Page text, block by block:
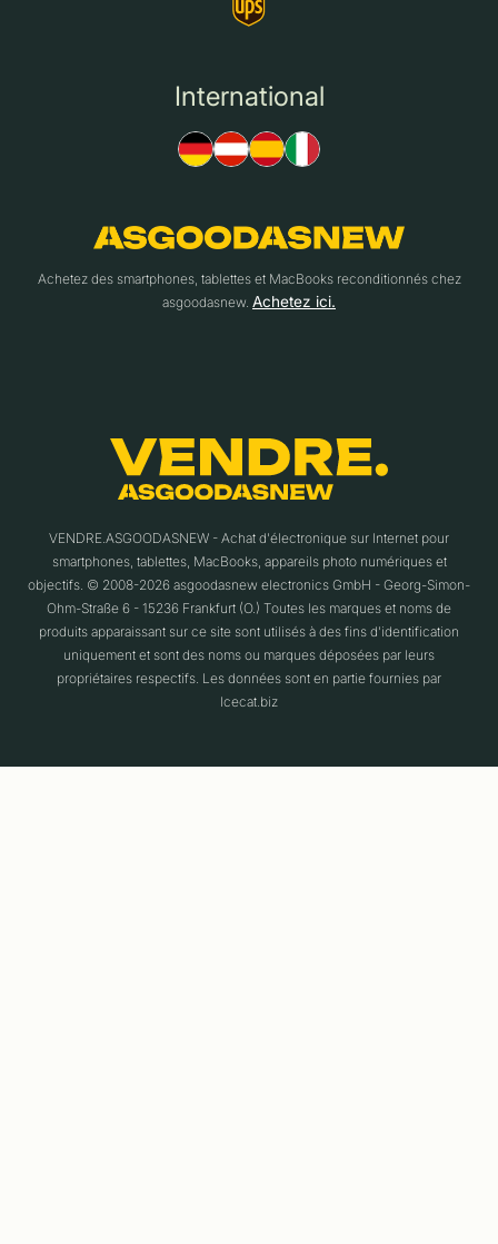
International
Achetez des smartphones, tablettes et MacBooks reconditionnés chez
asgoodasnew. Achetez ici.
VENDRE.ASGOODASNEW - Achat d'électronique sur Internet pour
smartphones, tablettes, MacBooks, appareils photo numériques et
objectifs. © 2008-2026 asgoodasnew electronics GmbH - Georg-Simon-
Ohm-Straße 6 - 15236 Frankfurt (O.) Toutes les marques et noms de
produits apparaissant sur ce site sont utilisés à des fins d'identification
uniquement et sont des noms ou marques déposées par leurs
propriétaires respectifs. Les données sont en partie fournies par
Icecat.biz